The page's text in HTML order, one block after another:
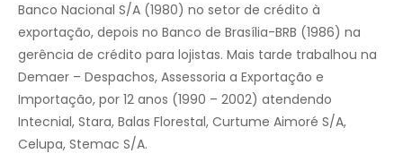
Banco Nacional S/A (1980) no setor de crédito à
exportação, depois no Banco de Brasília-BRB (1986) na
gerência de crédito para lojistas. Mais tarde trabalhou na
Demaer – Despachos, Assessoria a Exportação e
Importação, por 12 anos (1990 – 2002) atendendo
Intecnial, Stara, Balas Florestal, Curtume Aimoré S/A,
Celupa, Stemac S/A.